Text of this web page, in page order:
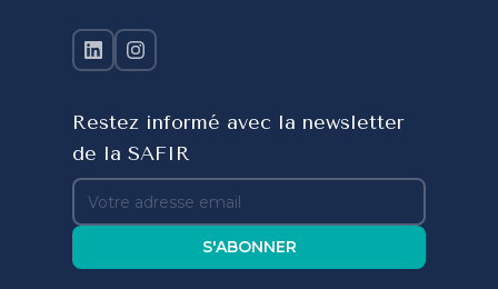
Restez informé avec la newsletter
de la SAFIR
S'ABONNER